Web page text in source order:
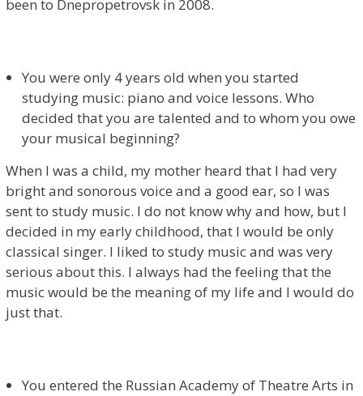
been to Dnepropetrovsk in 2008.
You were only 4 years old when you started
studying music: piano and voice lessons. Who
decided that you are talented and to whom you owe
your musical beginning?
When I was a child, my mother heard that I had very
bright and sonorous voice and a good ear, so I was
sent to study music. I do not know why and how, but I
decided in my early childhood, that I would be only
classical singer. I liked to study music and was very
serious about this. I always had the feeling that the
music would be the meaning of my life and I would do
just that.
You entered the Russian Academy of Theatre Arts in